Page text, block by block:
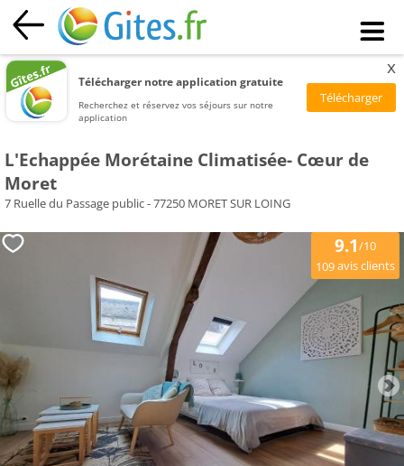
Télécharger notre application gratuite
Recherchez et réservez vos séjours sur notre
application
x
L'Echappée Morétaine Climatisée- Cœur de
Moret
7 Ruelle du Passage public - 77250 MORET SUR LOING
9.1/10
109avis clients